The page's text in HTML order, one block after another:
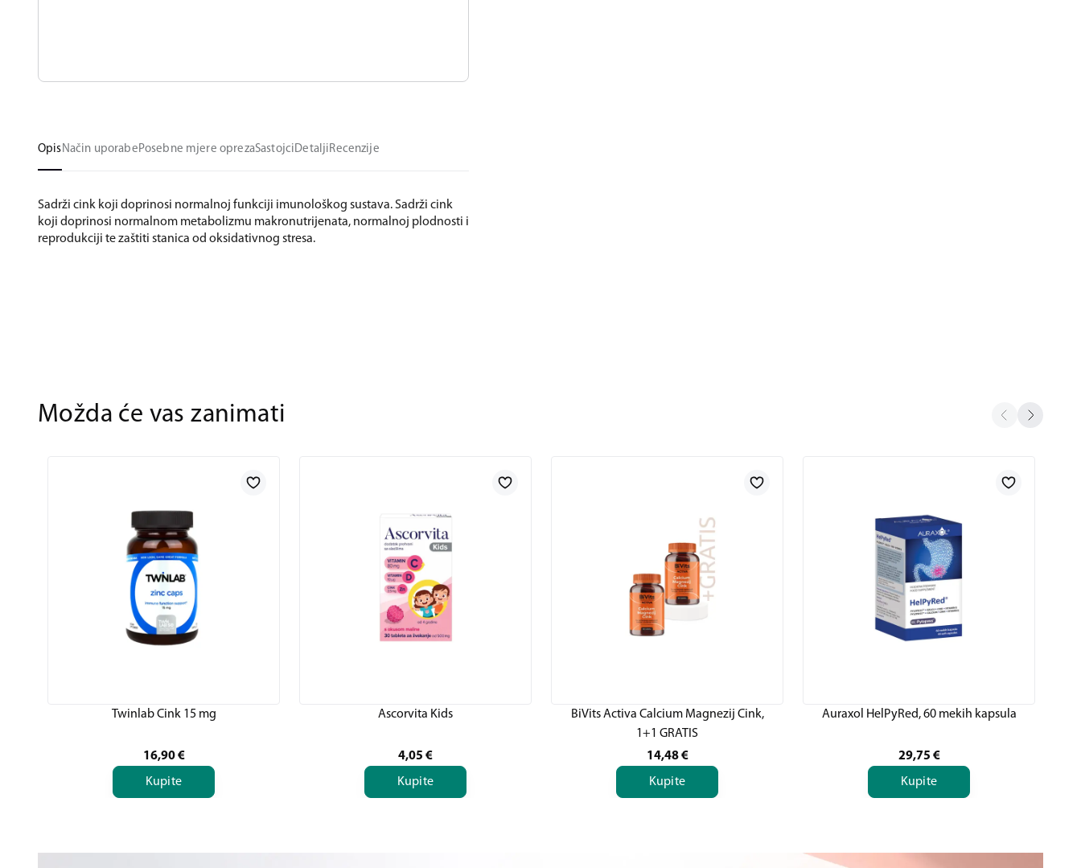
OpisNačin uporabePosebne mjere oprezaSastojciDetaljiRecenzije
Sadrži cink koji doprinosi normalnoj funkciji imunološkog sustava. Sadrži cink
koji doprinosi normalnom metabolizmu makronutrijenata, normalnoj plodnosti i
reprodukciji te zaštiti stanica od oksidativnog stresa.
Možda će vas zanimati
Twinlab Cink 15 mg
16,90 €
Kupite
Ascorvita Kids
4,05 €
Kupite
BiVits Activa Calcium Magnezij Cink,
1+1 GRATIS
14,48 €
Kupite
Auraxol HelPyRed, 60 mekih kapsula
29,75 €
Kupite